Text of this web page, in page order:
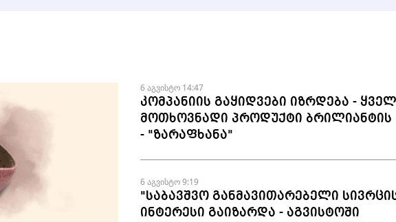
6 აგვისტო 14:47
კომპანიის გაყიდვები იზრდება -
მოთხოვნადი პროდუქტი ბრილიანტის
- "ზარაფხანა"
6 აგვისტო 9:19
"საბავშვო განმავითარებელი
ინტერესი გაიზარდა - აგვისტოში